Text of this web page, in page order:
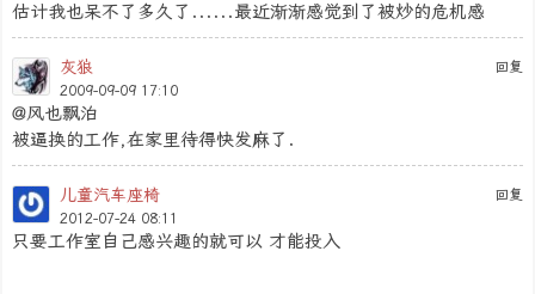
估计我也呆不了多久了......最近渐渐感觉到了被炒的危机感
回复
灰狼
2009-09-09 17:10
@风也飘泊
被逼换的工作,在家里待得快发麻了.
回复
儿童汽车座椅
2012-07-24 08:11
只要工作室自己感兴趣的就可以 才能投入